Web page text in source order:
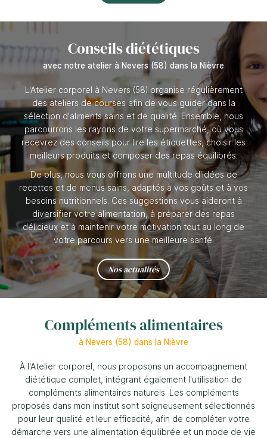
Conseils diététiques
avec notre atelier à Nevers (58) dans la Nièvre
L'Atelier corporel à Nevers (58) organise régulièrement
des ateliers de courses afin de vous guider dans la
sélection d'aliments sains et de qualité. Ensemble, nous
parcourrons les rayons de votre supermarché, où vous
recevrez des conseils pour lire les étiquettes, choisir les
meilleurs produits et composer des repas équilibrés.
De plus, nous vous offrons une multitude d'idées de
recettes et de menus sains, adaptés à vos goûts et à vos
besoins nutritionnels. Ces suggestions vous aideront à
diversifier votre alimentation, à préparer des repas
délicieux et à maintenir votre motivation tout au long de
votre parcours vers une meilleure santé.
Nos actualités
Compléments alimentaires
à Nevers (58) dans la Nièvre
À l'Atelier corporel, nous proposons un accompagnement
diététique complet, intégrant également l'utilisation de
compléments alimentaires naturels. Les compléments
proposés dans mon institut sont soigneusement sélectionnés
pour leur qualité et leur efficacité, afin de compléter votre
démarche vers une alimentation équilibrée et un mode de vie